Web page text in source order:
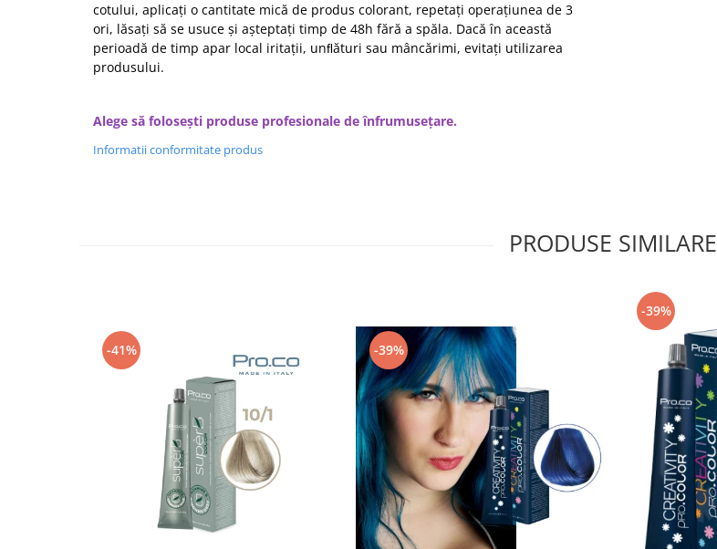
cotului, aplicați o cantitate mică de produs colorant, repetați operațiunea de 3
ori, lăsați să se usuce și așteptați timp de 48h fără a spăla. Dacă în această
perioadă de timp apar local iritații, unﬂături sau mâncărimi, evitați utilizarea
produsului.
Alege să folosești produse profesionale de înfrumusețare.
Informatii conformitate produs
PRODUSE SIMILARE
-41% -39%
-39%